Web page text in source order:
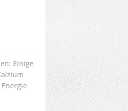
Einige